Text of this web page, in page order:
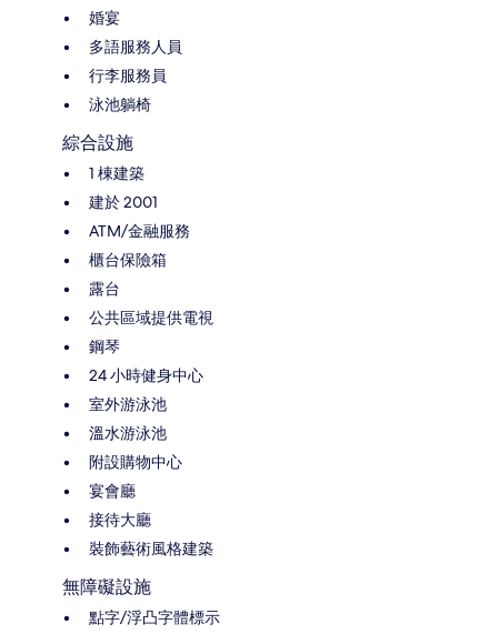
婚宴
多語服務人員
行李服務員
泳池躺椅
綜合設施
1 棟建築
建於 2001
ATM/金融服務
櫃台保險箱
露台
公共區域提供電視
鋼琴
24 小時健身中心
室外游泳池
溫水游泳池
附設購物中心
宴會廳
接待大廳
裝飾藝術風格建築
無障礙設施
點字/浮凸字體標示